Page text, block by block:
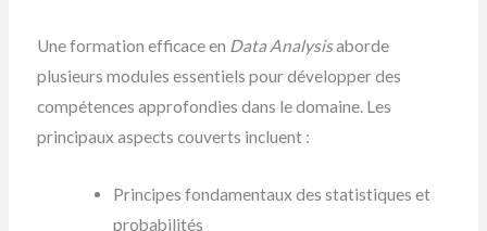
Une formation efficace en Data Analysisaborde
plusieurs modules essentiels pour développer des
compétences approfondies dans le domaine. Les
principaux aspects couverts incluent :
Principes fondamentaux des statistiques et
probabilités